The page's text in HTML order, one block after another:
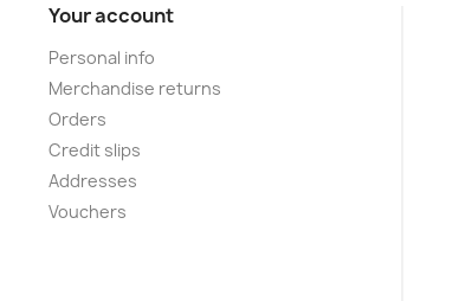
Your account
Personal info
Merchandise returns
Orders
Credit slips
Addresses
Vouchers